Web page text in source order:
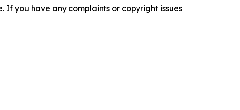
If you have any complaints or copyright issues